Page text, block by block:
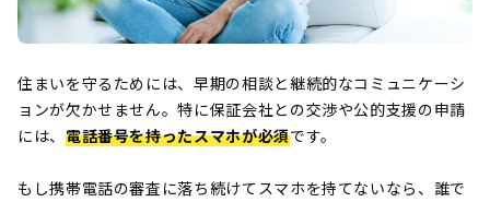
住まいを守るためには、早期の相談と継続的なコミュニケーシ
ョンが欠かせません。特に保証会社との交渉や公的支援の申請
には、 電話番号を持ったスマホが必須です。
もし携帯電話の審査に落ち続けてスマホを持てないなら、誰で